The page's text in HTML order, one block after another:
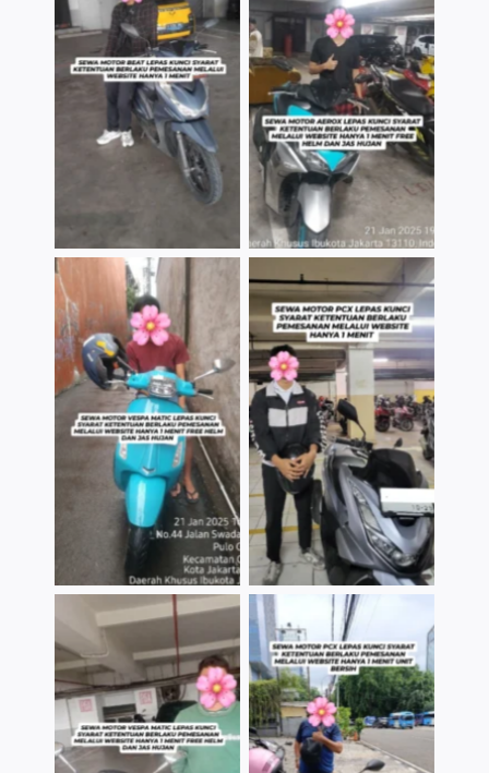
TNo Caption TNo Caption
TNo Caption TNo Caption
TNo Caption TNo Caption